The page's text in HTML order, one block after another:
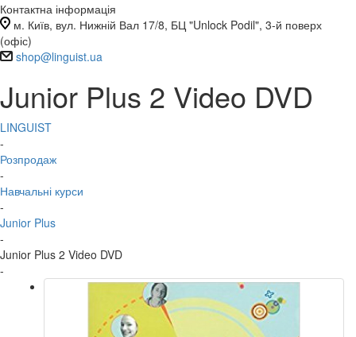
Контактна інформація
м. Київ, вул. Нижній Вал 17/8, БЦ "Unlock Podil", 3-й поверх
(офіс)
shop@linguist.ua
Junior Plus 2 Video DVD
LINGUIST
-
Розпродаж
-
Навчальні курси
-
Junior Plus
-
Junior Plus 2 Video DVD
-